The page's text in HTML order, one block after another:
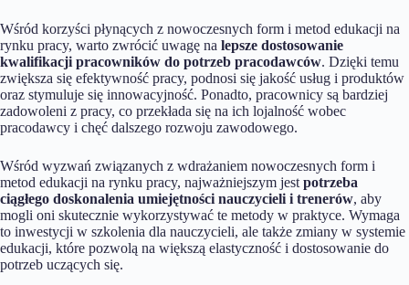
Wśród korzyści płynących z nowoczesnych form i metod edukacji na
rynku pracy, warto zwrócić uwagę na lepsze dostosowanie
kwalifikacji pracowników do potrzeb pracodawców. Dzięki temu
zwiększa się efektywność pracy, podnosi się jakość usług i produktów
oraz stymuluje się innowacyjność. Ponadto, pracownicy są bardziej
zadowoleni z pracy, co przekłada się na ich lojalność wobec
pracodawcy i chęć dalszego rozwoju zawodowego.
Wśród wyzwań związanych z wdrażaniem nowoczesnych form i
metod edukacji na rynku pracy, najważniejszym jestpotrzeba
ciągłego doskonalenia umiejętności nauczycieli i trenerów, aby
mogli oni skutecznie wykorzystywać te metody w praktyce. Wymaga
to inwestycji w szkolenia dla nauczycieli, ale także zmiany w systemie
edukacji, które pozwolą na większą elastyczność i dostosowanie do
potrzeb uczących się.